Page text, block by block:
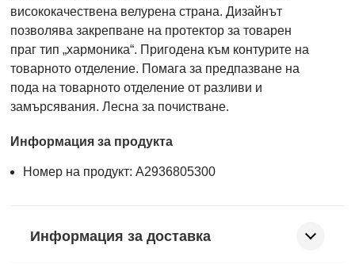
висококачествена велурена страна. Дизайнът
позволява закрепване на протектор за товарен
праг тип „хармоника“. Пригодена към контурите на
товарното отделение. Помага за предпазване на
пода на товарното отделение от разливи и
замърсявания. Лесна за почистване.
Информация за продукта
Номер на продукт: A2936805300
Информация за доставка